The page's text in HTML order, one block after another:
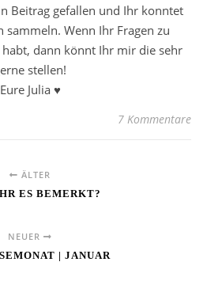
Beitrag gefallen und Ihr konntet
sammeln. Wenn Ihr Fragen zu
dann könnt Ihr mir die sehr
stellen!
Eure Julia ♥
7 Kommentare
ÄLTER
ES BEMERKT?
NEUER
| JANUAR